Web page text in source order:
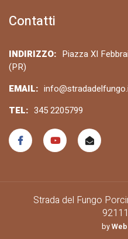
Contatti
INDIRIZZO: Piazza XI
(PR)
EMAIL:
TEL: 345 2205799
Strada del Fungo
by